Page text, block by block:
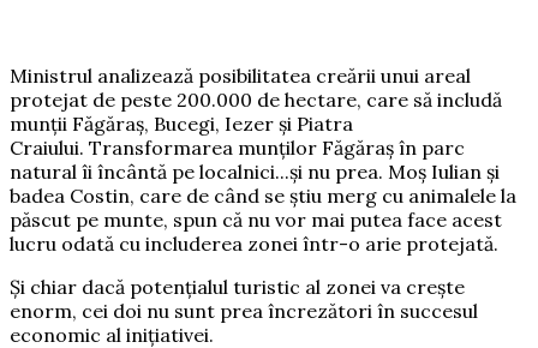
Ministrul analizează posibilitatea creării unui areal
protejat de peste 200.000 de hectare, care să includă
munţii Făgăraş, Bucegi, Iezer şi Piatra
Craiului. Transformarea munţilor Făgăraş în parc
natural îi încântă pe localnici...şi nu prea. Moş Iulian şi
badea Costin, care de când se ştiu merg cu animalele la
păscut pe munte, spun că nu vor mai putea face acest
lucru odată cu includerea zonei într-o arie protejată.
Şi chiar dacă potenţialul turistic al zonei va creşte
enorm, cei doi nu sunt prea încrezători în succesul
economic al iniţiativei.